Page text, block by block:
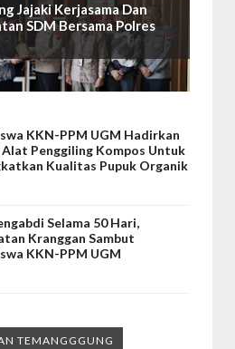
Jajaki Kerjasama Dan
SDM Bersama Polres
KKN-PPM UGM Hadirkan
Alat Penggiling Kompos Untuk
Kualitas Pupuk Organik
Selama 50 Hari,
Kranggan Sambut
KKN-PPM UGM
TEMANGGGUNG